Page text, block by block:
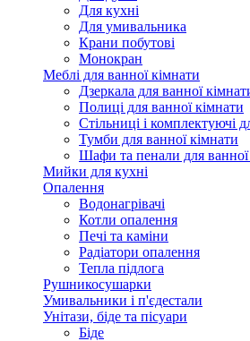
Для кухні
Для умивальника
Крани побутові
Монокран
Меблі для ванної кімнати
Дзеркала для ванної
Полиці для ванної кімнати
Стільниці і комплектуючі
Тумби для ванної кімнати
Шафи та пенали для ванної
Мийки для кухні
Опалення
Водонагрівачі
Котли опалення
Печі та каміни
Радіатори опалення
Тепла підлога
Рушникосушарки
Умивальники і п'єдестали
Унітази, біде та пісуари
Біде